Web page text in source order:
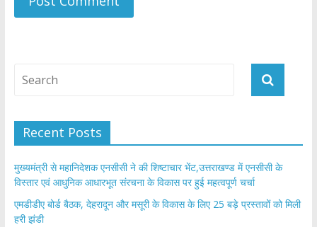
Recent Posts
मुख्यमंत्री से महानिदेशक एनसीसी ने की शिष्टाचार भेंट,उत्तराखण्ड में एनसीसी के
विस्तार एवं आधुनिक आधारभूत संरचना के विकास पर हुई महत्वपूर्ण चर्चा
एमडीडीए बोर्ड बैठक, देहरादून और मसूरी के विकास के लिए 25 बड़े प्रस्तावों को मिली
हरी झंडी